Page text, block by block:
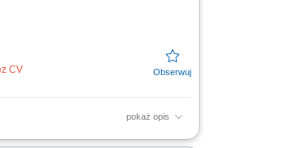
CV
pokaż opis
wywiewnych.